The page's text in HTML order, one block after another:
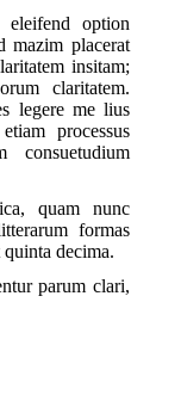
option
mazim placerat
insitam;
claritatem.
legere me lius
processus
consuetudium
quam nunc
formas
quinta decima.
parum clari,